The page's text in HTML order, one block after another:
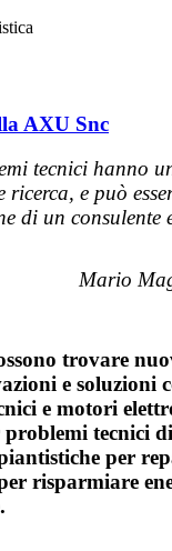
AXU Snc
tecnici hanno
ricerca, e può
di un consulente
Mario
trovare
e soluzioni
e motori
tecnici
per
risparmiare